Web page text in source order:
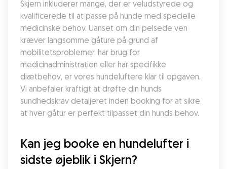
Skjern inkluderer mange, der er veludstyrede og
kvalificerede til at passe på hunde med specielle
medicinske behov. Uanset om din pelsede ven
kræver langsomme gåture på grund af
mobilitetsproblemer, har brug for
medicinadministration eller har specifikke
diætbehov, er vores hundeluftere klar til opgaven.
Vi anbefaler kraftigt at drøfte din hunds
sundhedskrav detaljeret inden booking for at sikre,
at hver gåtur er perfekt tilpasset din hunds behov.
Kan jeg booke en hundelufter i
sidste øjeblik i Skjern?